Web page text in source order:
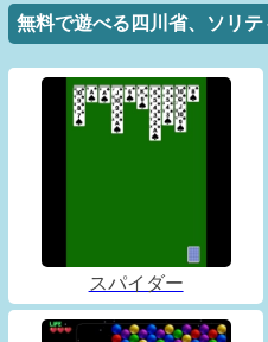
無料で遊べる四川省、ソリ
スパイダー